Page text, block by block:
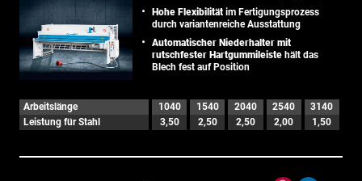
Hohe Flexibilität im Fertigungsprozess
durch variantenreiche Ausstattung
Automatischer Niederhalter mit
rutschfester Hartgummileiste hält das
Blech fest auf Position
Arbeitslänge 1040 1540 2040 2540
3140
Leistung für Stahl
3,50 2,50 2,50 2,00 1,50